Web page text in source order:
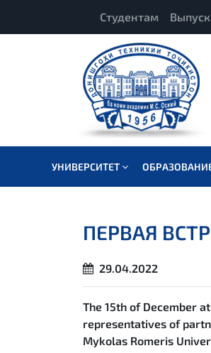
Студентам
УНИВЕРСИТЕТ
ПЕРВАЯ
29.04.2022
The 15th of December
representatives of
Mykolas Romeris